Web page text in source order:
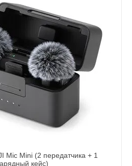
Mic Mini (2 передатчика + 1
кейс)